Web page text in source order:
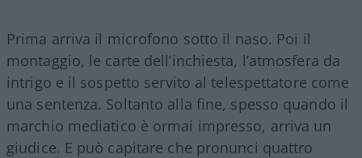
Prima arriva il microfono sotto il naso. Poi il
montaggio, le carte dell’inchiesta, l’atmosfera da
intrigo e il sospetto servito al telespettatore come
una sentenza. Soltanto alla fine, spesso quando il
marchio mediatico è ormai impresso, arriva un
giudice. E può capitare che pronunci quattro